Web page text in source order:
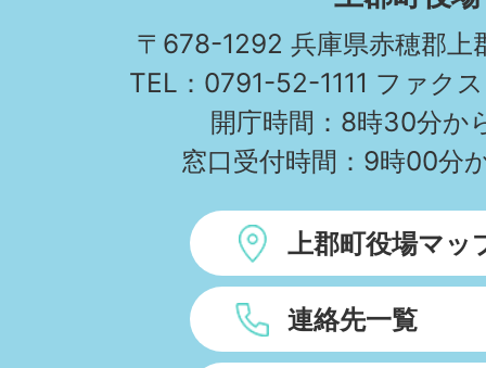
TOWN
〒678-1292 兵庫県赤穂郡上
TEL：0791-52-1111 ファク
開庁時間：8時30分か
窓口受付時間：9時00分
上郡町役場マッ
連絡先一覧